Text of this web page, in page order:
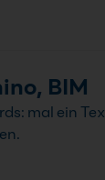
BIM
mal ein